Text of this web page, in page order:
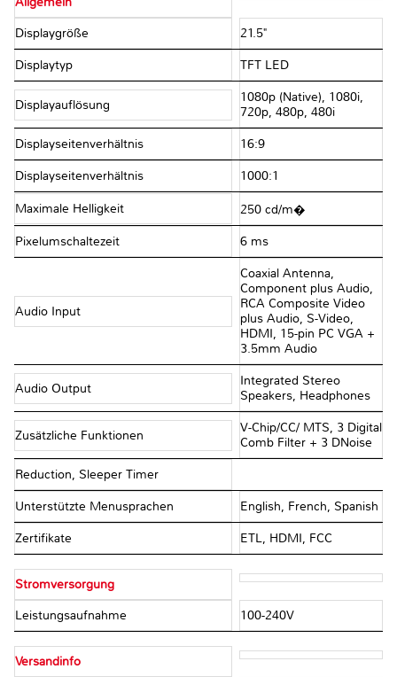
Displaygröße 21.5"
Displaytyp TFT LED
Displayauflösung
1080p (Native), 1080i,
720p, 480p, 480i
Displayseitenverhältnis 16:9
Displayseitenverhältnis 1000:1
Maximale Helligkeit 250 cd/m�
Pixelumschaltezeit 6 ms
Audio Input
Coaxial Antenna,
Component plus Audio,
RCA Composite Video
plus Audio, S-Video,
HDMI, 15-pin PC VGA +
3.5mm Audio
Audio Output
Integrated Stereo
Speakers, Headphones
Zusätzliche Funktionen
V-Chip/CC/ MTS, 3 Digital
Comb Filter + 3 DNoise
Reduction, Sleeper Timer
Unterstützte Menusprachen English, French, Spanish
Zertifikate ETL, HDMI, FCC
Stromversorgung
Leistungsaufnahme 100-240V
Versandinfo